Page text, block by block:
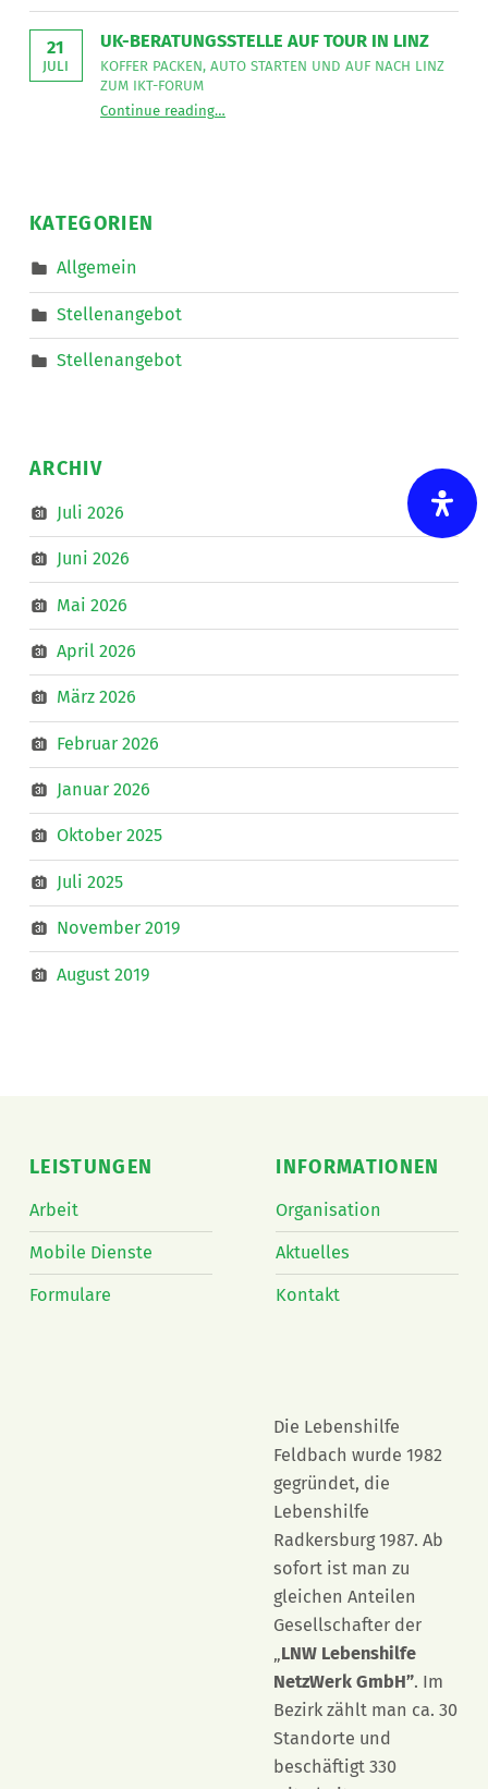
und
in
Straden
”
21
JULI
UK-BERATUNGSSTELLE AUF TOUR IN LINZ
KOFFER PACKEN, AUTO STARTEN UND AUF NACH LINZ
ZUM IKT-FORUM
Continue readingUK-Beratungsstelle auf Tour in Linz
Koffer
…
KATEGORIEN
Allgemein
Stellenangebot
Stellenangebot
ARCHIV
Juli 2026
Juni 2026
Mai 2026
April 2026
März 2026
Februar 2026
Januar 2026
Oktober 2025
Juli 2025
November 2019
August 2019
LEISTUNGEN
Arbeit
Mobile Dienste
Formulare
INFORMATIONEN
Organisation
Aktuelles
Kontakt
Die Lebenshilfe
Feldbach wurde 1982
gegründet, die
Lebenshilfe
Radkersburg 1987. Ab
sofort ist man zu
gleichen Anteilen
Gesellschafter der
„LNW Lebenshilfe
NetzWerk GmbH”. Im
Bezirk zählt man ca. 30
Standorte und
beschäftigt 330